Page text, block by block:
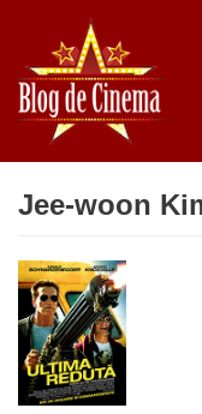
Sari
la
conținut
Jee-woon